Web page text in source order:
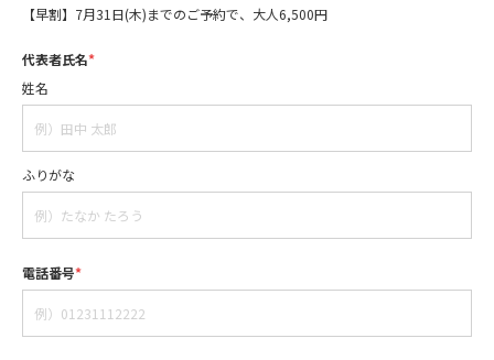
【早割】7月31日(木)までのご予約で、大人6,500円
代表者氏名*
姓名
ふりがな
電話番号*